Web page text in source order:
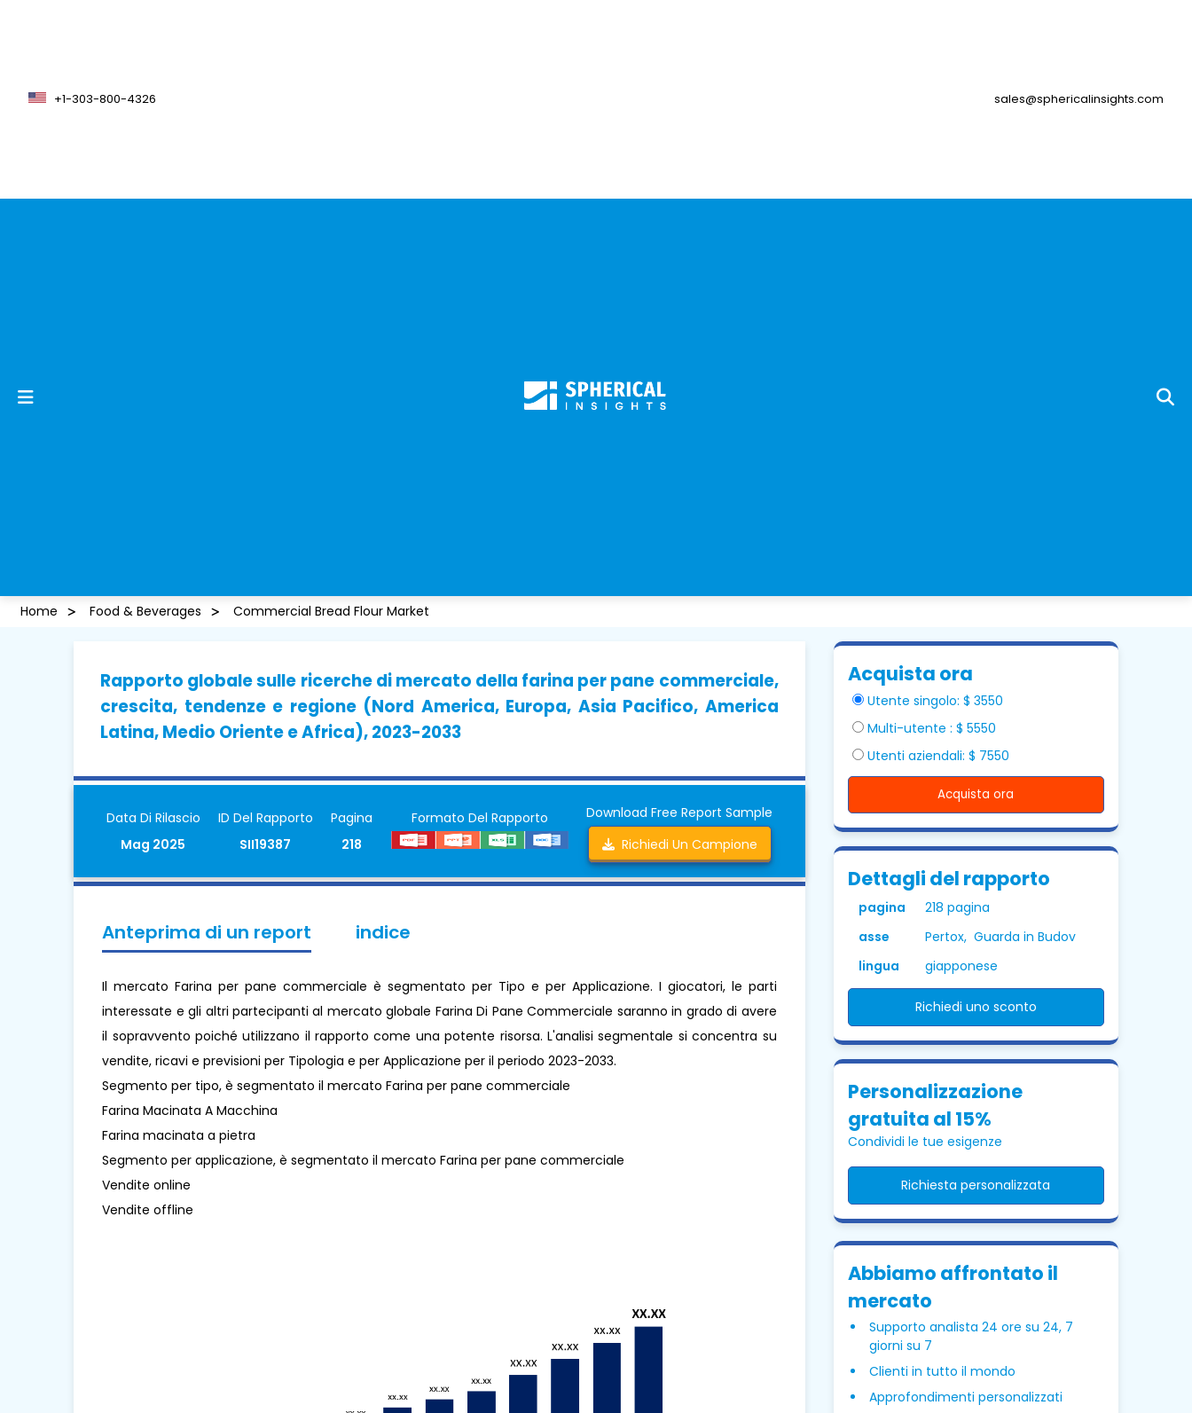
+1-303-800-4326 sales@sphericalinsights.com
Home Food & Beverages Commercial Bread Flour Market
Rapporto globale sulle ricerche di mercato della farina per pane commerciale,
crescita, tendenze e regione (Nord America, Europa, Asia Pacifico, America
Latina, Medio Oriente e Africa), 2023-2033
Data Di Rilascio
Mag 2025
ID Del Rapporto
SII19387
Pagina
218
Formato Del Rapporto
Download Free Report Sample
Richiedi Un Campione
Anteprima di un report indice
Il mercato Farina per pane commerciale è segmentato per Tipo e per Applicazione. I giocatori, le parti
interessate e gli altri partecipanti al mercato globale Farina Di Pane Commerciale saranno in grado di avere
il sopravvento poiché utilizzano il rapporto come una potente risorsa. L'analisi segmentale si concentra su
vendite, ricavi e previsioni per Tipologia e per Applicazione per il periodo 2023-2033.
Segmento per tipo, è segmentato il mercato Farina per pane commerciale
Farina Macinata A Macchina
Farina macinata a pietra
Segmento per applicazione, è segmentato il mercato Farina per pane commerciale
Vendite online
Vendite offline
Acquista ora
Utente singolo: $ 3550
Multi-utente : $ 5550
Utenti aziendali: $ 7550
Acquista ora
Dettagli del rapporto
pagina
218 pagina
asse
Pertox, Guarda in Budov
lingua
giapponese
Richiedi uno sconto
Personalizzazione
gratuita al 15%
Condividi le tue esigenze
Richiesta personalizzata
Abbiamo affrontato il
mercato
Supporto analista 24 ore su 24, 7
giorni su 7
Clienti in tutto il mondo
Approfondimenti personalizzati